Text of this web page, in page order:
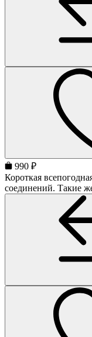
990 ₽
Короткая
соединений. Такие